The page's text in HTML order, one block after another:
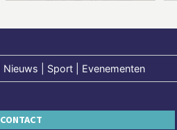
Nieuws | Sport | Evenementen
CONTACT